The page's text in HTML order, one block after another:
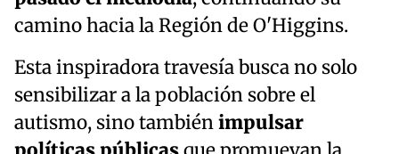
camino hacia la Región de O'Higgins.
Esta inspiradora travesía busca no solo
sensibilizar a la población sobre el
autismo, sino tambiénimpulsar